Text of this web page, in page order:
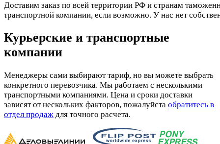
Доставим заказ по всей территории РФ и странам
транспортной компании, если возможно. У нас нет
Курьерские и транспортные
компании
Менеджеры сами выбирают тариф, но вы можете выбрать
конкретного перевозчика. Мы работаем с несколькими
транспортными компаниями. Цена и сроки доставки
зависят от нескольких факторов, пожалуйста обратитесь в
отдел продаж для точного расчета.